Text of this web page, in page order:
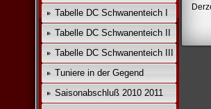
Tabelle DC Schwanenteich I
Tabelle DC Schwanenteich II
Tabelle DC Schwanenteich III
Tuniere in der Gegend
Saisonabschluß 2010 2011